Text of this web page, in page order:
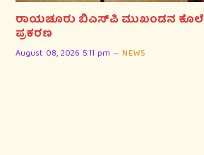
ರಾಯಚೂರು ಬಿಎಸ್‌ಪಿ ಮುಖಂಡನ ಕೊಲೆ
ಪ್ರಕರಣ
August 08, 2026 5:11 pm NEWS